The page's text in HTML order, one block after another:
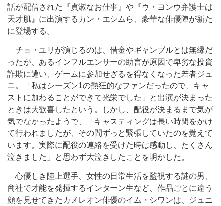
話が配信された『貞淑なお仕事』や『ウ・ヨンウ弁護士は
天才肌』に出演するカン・エシムら、豪華な俳優陣が新た
に登場する。
チョ・ユリが演じるのは、借金やギャンブルとは無縁だ
ったが、あるインフルエンサーの助言が原因で卑劣な投資
詐欺に遭い、ゲームに参加せざるを得なくなった若者ジュ
ニ。「私はシーズン1の熱狂的なファンだったので、キャ
ストに加わることができて光栄でした」と出演が決まった
ときは大歓喜したという。しかし、配役が決まるまで気が
気でなかったようで、「キャスティングは長い時間をかけ
て行われましたが、その間ずっと緊張していたのを覚えて
います。実際に配役の連絡を受けた時は感動し、たくさん
泣きました」と思わず大泣きしたことを明かした。
心優しき陸上選手、女性の日常生活を監視する謎の男、
商社で才能を発揮するインターン生など、作品ごとに違う
顔を見せてきたカメレオン俳優のイム・シワンは、ジュニ